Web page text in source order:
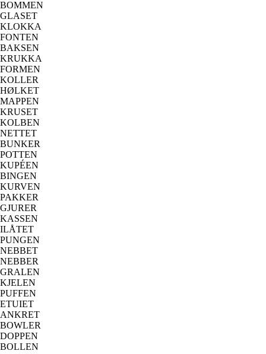
BOMMEN
GLASET
KLOKKA
FONTEN
BAKSEN
KRUKKA
FORMEN
KOLLER
HØLKET
MAPPEN
KRUSET
KOLBEN
NETTET
BUNKER
POTTEN
KUPÉEN
BINGEN
KURVEN
PAKKER
GJURER
KASSEN
ILÅTET
PUNGEN
NEBBET
NEBBER
GRALEN
KJELEN
PUFFEN
ETUIET
ANKRET
BOWLER
DOPPEN
BOLLEN